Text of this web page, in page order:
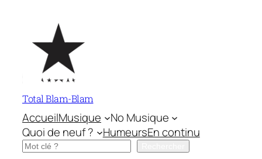
contenu
Total Blam-Blam
AccueilMusique
No Musique
Quoi de neuf ?
HumeursEn continu
Rechercher